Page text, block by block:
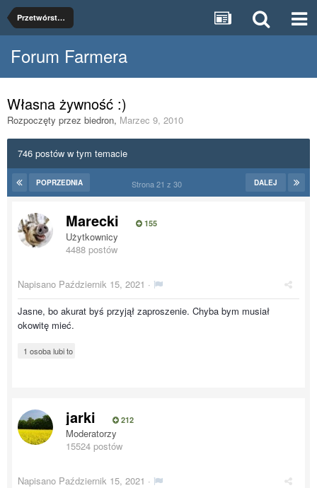
Przetwórstwo rolnospożywcze
Forum Farmera
Własna żywność :)
Rozpoczęty przez biedron, Marzec 9, 2010
746 postów w tym temacie
POPRZEDNIA DALEJ
Strona 21 z 30
Marecki 155
Użytkownicy
4488 postów
Napisano Październik 15, 2021 ·
Jasne, bo akurat byś przyjął zaproszenie. Chyba bym musiał
okowitę mieć.
1 osoba lubi to
jarki 212
Moderatorzy
15524 postów
Napisano Październik 15, 2021 ·